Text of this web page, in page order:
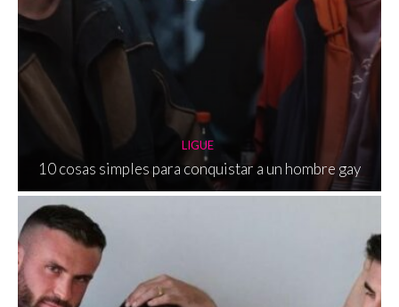
LIGUE
10 cosas simples para conquistar a un hombre gay